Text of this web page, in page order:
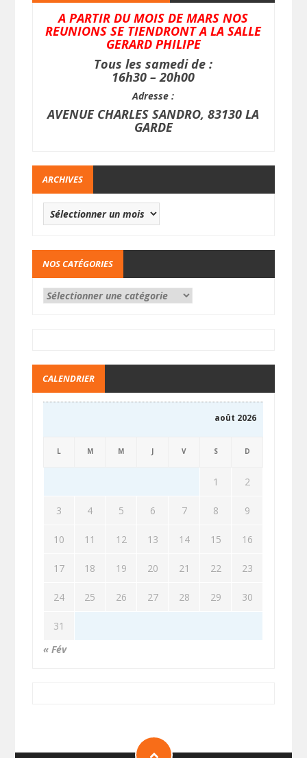
A PARTIR DU MOIS DE MARS NOS
REUNIONS SE TIENDRONT A LA SALLE
GERARD PHILIPE
Tous les samedi de :
16h30 – 20h00
Adresse :
AVENUE CHARLES SANDRO, 83130 LA
GARDE
ARCHIVES
NOS CATÉGORIES
CALENDRIER
août 2026
L M M J V S D
1 2
3 4 5 6 7 8 9
10 11 12 13 14 15 16
17 18 19 20 21 22 23
24 25 26 27 28 29 30
31
« Fév